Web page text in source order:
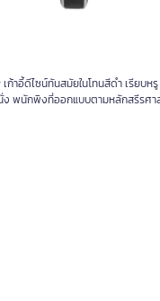
อี้ดีไซน์ทันสมัยในโทนสีดำ เรียบห
พนักพิงที่ออกแบบตามหลักสรีรศา